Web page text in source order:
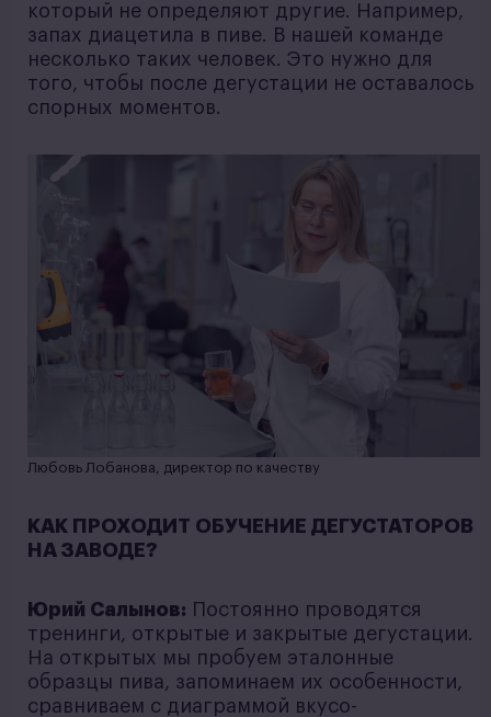
который не определяют другие. Например,
запах диацетила в пиве. В нашей команде
несколько таких человек. Это нужно для
того, чтобы после дегустации не оставалось
спорных моментов.
Любовь Лобанова, директор по качеству
КАК ПРОХОДИТ ОБУЧЕНИЕ ДЕГУСТАТОРОВ
НА ЗАВОДЕ?
Юрий Салынов: Постоянно проводятся
тренинги, открытые и закрытые дегустации.
На открытых мы пробуем эталонные
образцы пива, запоминаем их особенности,
сравниваем с диаграммой вкусо-